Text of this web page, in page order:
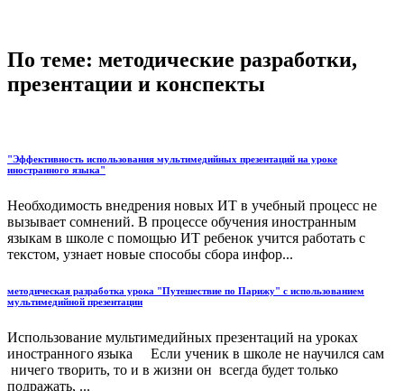
По теме: методические разработки,
презентации и конспекты
"Эффективность использования мультимедийных презентаций на уроке
иностранного языка"
Необходимость внедрения новых ИТ в учебный процесс не
вызывает сомнений. В процессе обучения иностранным
языкам в школе с помощью ИТ ребенок учится работать с
текстом, узнает новые способы сбора инфор...
методическая разработка урока "Путешествие по Парижу" с использованием
мультимедийной презентации
Использование мультимедийных презентаций на уроках
иностранного языка Если ученик в школе не научился сам
ничего творить, то и в жизни он всегда будет только
подражать, ...